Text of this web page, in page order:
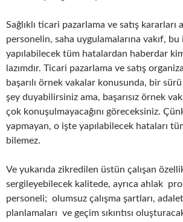
Sağlıklı ticari pazarlama ve satış kararları
personelin, saha uygulamalarına vakıf, bu
yapılabilecek tüm hatalardan haberdar
lazımdır. Ticari pazarlama ve satış
başarılı örnek vakalar konusunda, bir
şey duyabilirsiniz ama, başarısız örnek
çok konuşulmayacağını göreceksiniz.
yapmayan, o işte yapılabilecek hataları
bilemez.
Ve yukarıda zikredilen üstün çalışan
sergileyebilecek kalitede, ayrıca ahlak
personeli; olumsuz çalışma şartları,
planlamaları ve geçim sıkıntısı